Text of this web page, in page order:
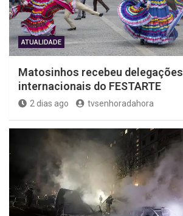
ATUALIDADE
Matosinhos recebeu delegações
internacionais do FESTARTE
2 dias ago tvsenhoradahora